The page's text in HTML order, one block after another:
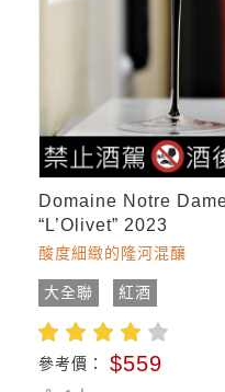
Domaine Notre
“L’Olivet” 2023
酸度細緻的隆河混釀
大全聯 紅酒
參考價： $559